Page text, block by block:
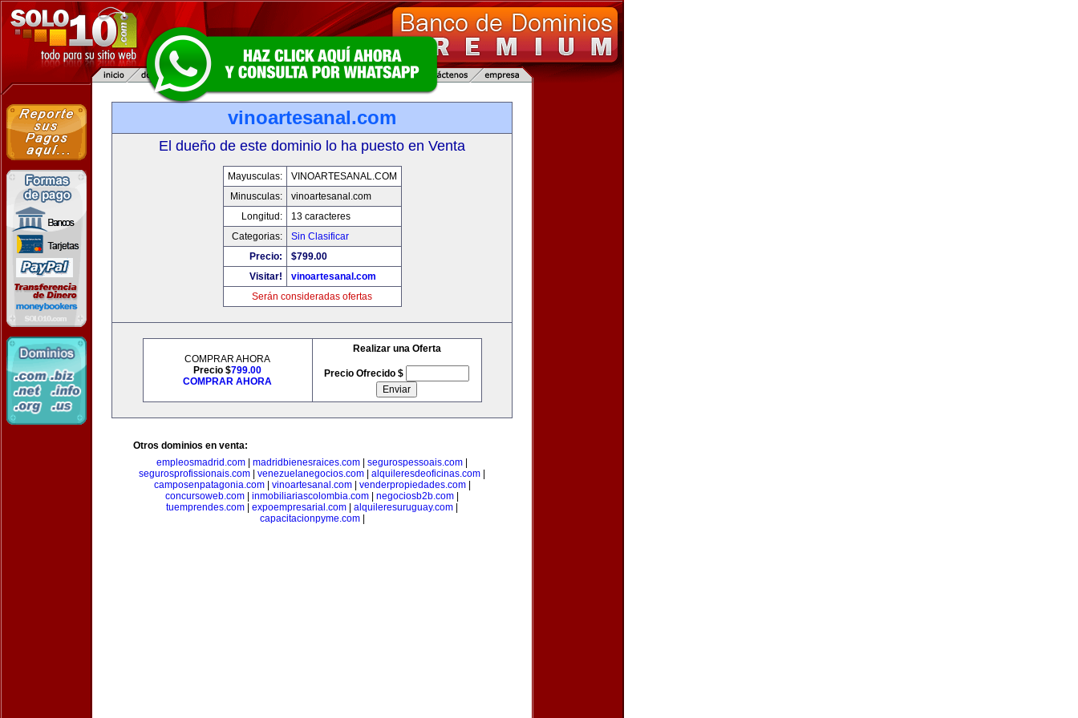
vinoartesanal.com
El dueño de este dominio lo ha puesto en Venta
Mayusculas:
VINOARTESANAL.COM
Minusculas:
vinoartesanal.com
Longitud:
13 caracteres
Categorias:
Sin Clasificar
Precio:
$799.00
Visitar!
vinoartesanal.com
Serán consideradas ofertas
COMPRAR AHORA
Precio $799.00
COMPRAR AHORA
Realizar una Oferta
Precio Ofrecido $
Otros dominios en venta:
empleosmadrid.com
madridbienesraices.com segurospessoais.com
segurosprofissionais.com
venezuelanegocios.com alquileresdeoficinas.com
camposenpatagonia.com| vinoartesanal.com| venderpropiedades.com|
concursoweb.com
inmobiliariascolombia.com negociosb2b.com
tuemprendes.com
expoempresarial.com alquileresuruguay.com
capacitacionpyme.com|